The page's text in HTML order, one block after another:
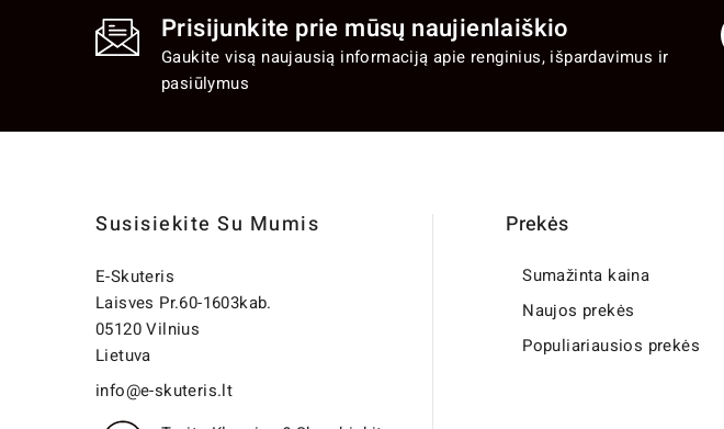
Prisijunkite prie mūsų naujienlaiškio
Gaukite visą naujausią informaciją apie renginius, išpardavimus ir
pasiūlymus
Susisiekite Su Mumis
E-Skuteris
Laisves Pr.60-1603kab.
05120 Vilnius
Lietuva
info@e-skuteris.lt
Prekės
Sumažinta kaina
Naujos prekės
Populiariausios prekės